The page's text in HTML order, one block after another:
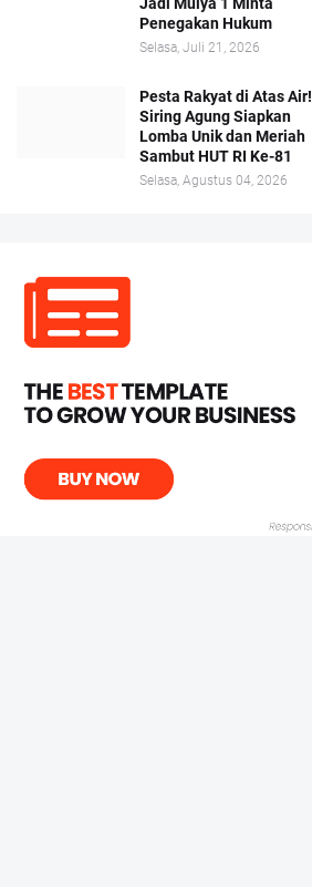
Penegakan Hukum
Selasa, Juli 21, 2026
Pesta Rakyat di Atas Air!
Siring Agung Siapkan
Lomba Unik dan Meriah
Sambut HUT RI Ke-81
Selasa, Agustus 04, 2026